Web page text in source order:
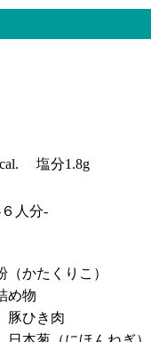
塩分1.8g
人分-
（かたくりこ）
物
き肉